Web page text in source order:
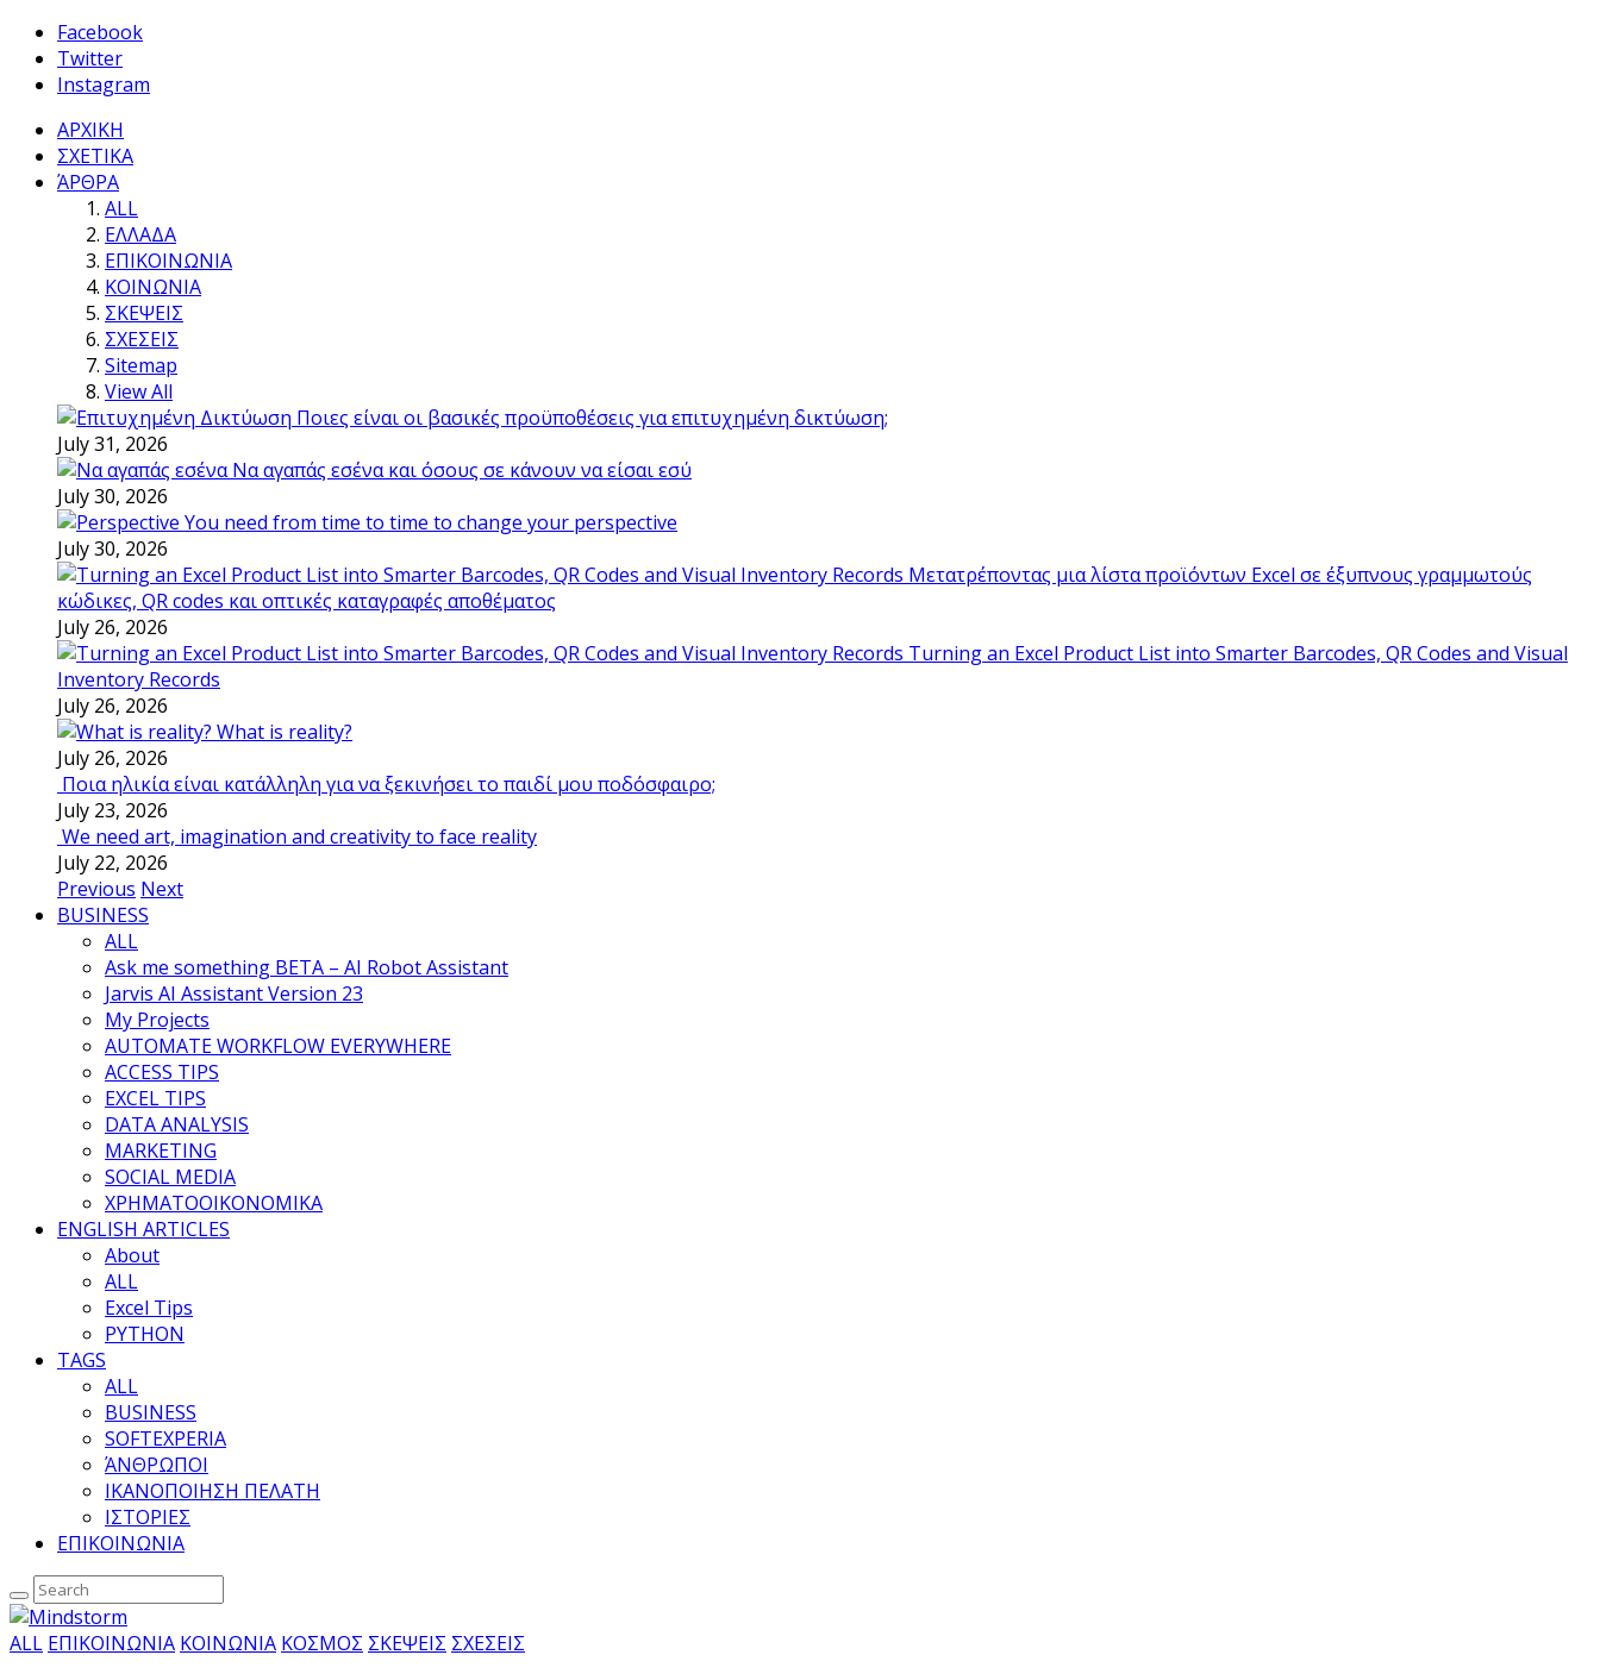
Facebook
Twitter
Instagram
ΑΡΧΙΚΗ
ΣΧΕΤΙΚΑ
ΆΡΘΡΑ
ALL
ΕΛΛΑΔΑ
ΕΠΙΚΟΙΝΩΝΙΑ
ΚΟΙΝΩΝΙΑ
ΣΚΕΨΕΙΣ
ΣΧΕΣΕΙΣ
Sitemap
View All
Ποιες είναι οι βασικές προϋποθέσεις για επιτυχημένη δικτύωση;
July 31, 2026
Να αγαπάς εσένα και όσους σε κάνουν να είσαι εσύ
July 30, 2026
You need from time to time to change your perspective
July 30, 2026
Μετατρέποντας μια λίστα προϊόντων Excel σε έξυπνους γραμμωτούς
κώδικες, QR codes και οπτικές καταγραφές αποθέματος
July 26, 2026
Turning an Excel Product List into Smarter Barcodes, QR Codes and Visual
Inventory Records
July 26, 2026
What is reality?
July 26, 2026
Ποια ηλικία είναι κατάλληλη για να ξεκινήσει το παιδί μου ποδόσφαιρο;
July 23, 2026
We need art, imagination and creativity to face reality
July 22, 2026
Previous Next
BUSINESS
ALL
Ask me something BETA – AI Robot Assistant
Jarvis AI Assistant Version 23
My Projects
AUTOMATE WORKFLOW EVERYWHERE
ACCESS TIPS
EXCEL TIPS
DATA ANALYSIS
MARKETING
SOCIAL MEDIA
ΧΡΗΜΑΤΟΟΙΚΟΝΟΜΙΚΑ
ENGLISH ARTICLES
About
ALL
Excel Tips
PYTHON
TAGS
ALL
BUSINESS
SOFTEXPERIA
ΆΝΘΡΩΠΟΙ
ΙΚΑΝΟΠΟΙΗΣΗ ΠΕΛΑΤΗ
ΙΣΤΟΡΙΕΣ
ΕΠΙΚΟΙΝΩΝΙΑ
ALL ΕΠΙΚΟΙΝΩΝΙΑ ΚΟΙΝΩΝΙΑ ΚΟΣΜΟΣ ΣΚΕΨΕΙΣ ΣΧΕΣΕΙΣ